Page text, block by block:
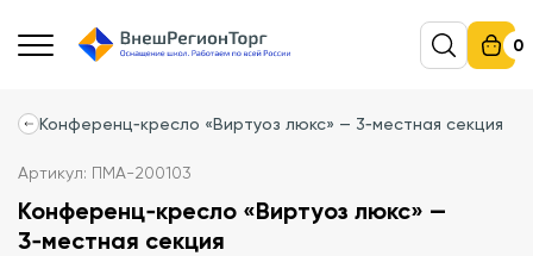
0
Конференц‑кресло «Виртуоз люкс» — 3‑местная секция
Артикул: ПМА-200103
Конференц‑кресло «Виртуоз люкс» —
3‑местная секция